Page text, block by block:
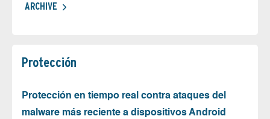
ARCHIVE
Protección
Protección en tiempo real contra ataques del
malware más reciente a dispositivos Android